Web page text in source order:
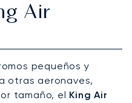
Air
pequeños y
otras aeronaves,
tamaño, el King Air